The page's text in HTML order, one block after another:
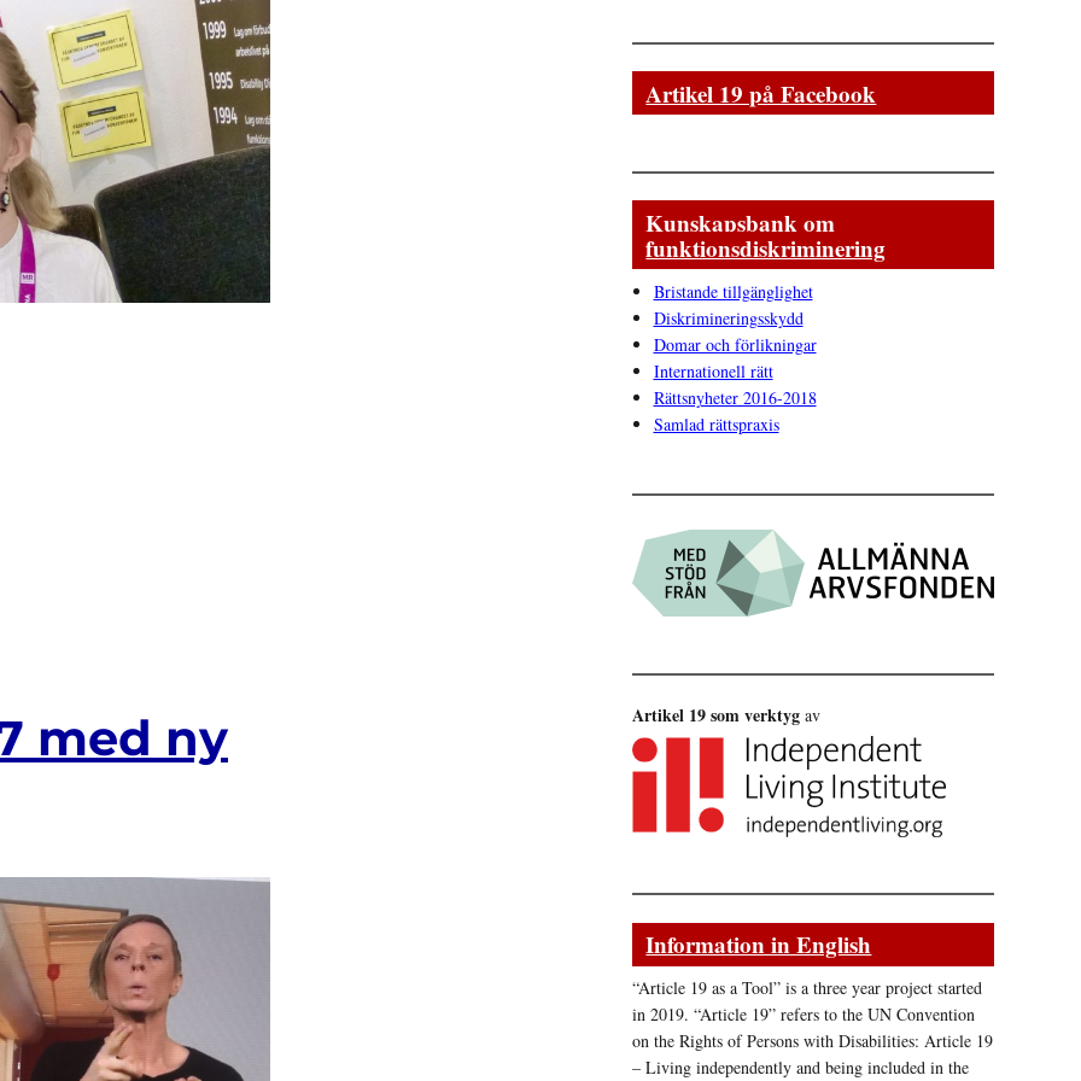
med ny
Artikel 19 på Facebook
Kunskapsbank om
funktionsdiskriminering
Bristande tillgänglighet
Diskrimineringsskydd
Domar och förlikningar
Internationell rätt
Rättsnyheter 2016-2018
Samlad rättspraxis
Artikel 19 som verktyg av
Information in English
“Article 19 as a Tool” is a three year project started
in 2019. “Article 19” refers to the UN Convention
on the Rights of Persons with Disabilities: Article 19
– Living independently and being included in the